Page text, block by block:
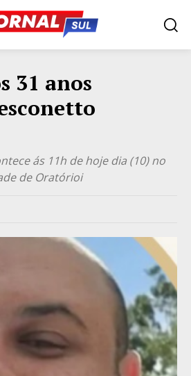
31 anos
ás 11h de hoje dia (10) no
de Oratórioi